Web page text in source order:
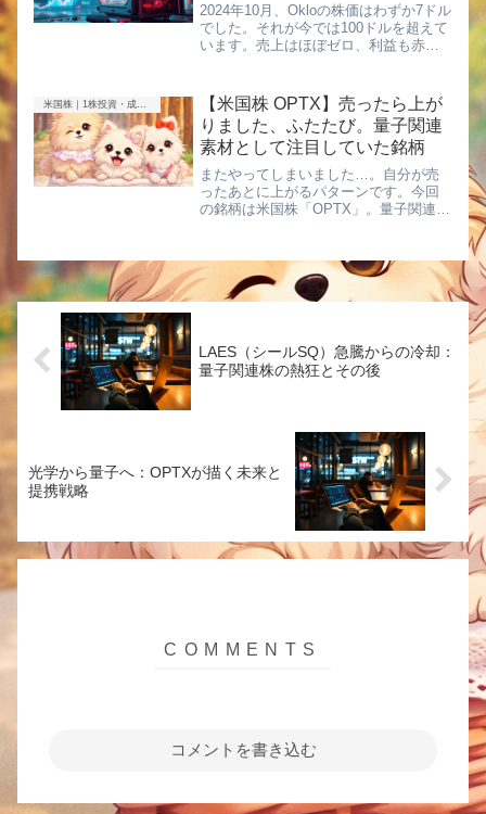
2024年10月、Okloの株価はわずか7ドル
でした。それが今では100ドルを超えて
います。売上はほぼゼロ、利益も赤
衝撃Okloは、米国発の原子力スタート
アップ。202...
米国株｜1株投資・成長株
【米国株 OPTX】売ったら上が
りました、ふたたび。量子関連
素材として注目していた銘柄
またやってしまいました…。自分が売
ったあとに上がるパターンです。今回
の銘柄は米国株「OPTX」。量子関連
騰。しかも時価総額がまだ小さい。こ
ういう銘柄は一度資金が入ると、...
LAES（シールSQ）急騰からの冷却：
量子関連株の熱狂とその後
光学から量子へ：OPTXが描く未来と
提携戦略
コメントを書き込む